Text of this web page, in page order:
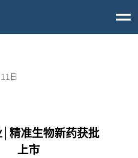
日
│精准生物新药获批
上市